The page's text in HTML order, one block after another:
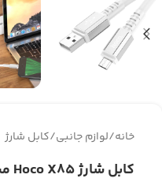
خانه/لوازم جانبی/کابل شارژ
کابل شارژ Hoco X85 میکرو